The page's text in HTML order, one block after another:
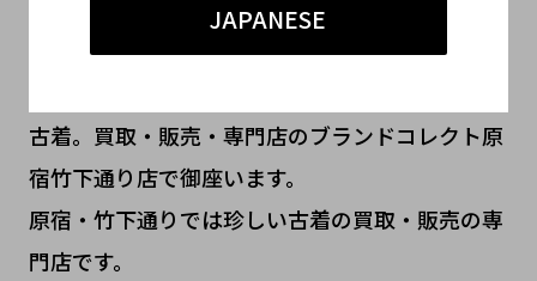
JAPANESE
古着。買取・販売・専門店のブランドコレクト原
宿竹下通り店で御座います。
原宿・竹下通りでは珍しい古着の買取・販売の専
門店です。